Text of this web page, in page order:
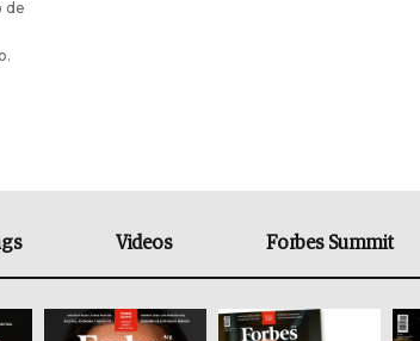
de
Videos Forbes Summit